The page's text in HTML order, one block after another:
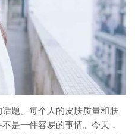
题。每个人的皮肤质量和肤
是一件容易的事情。今天，